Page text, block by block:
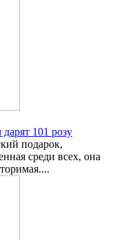
101 розу
подарок,
среди всех, она